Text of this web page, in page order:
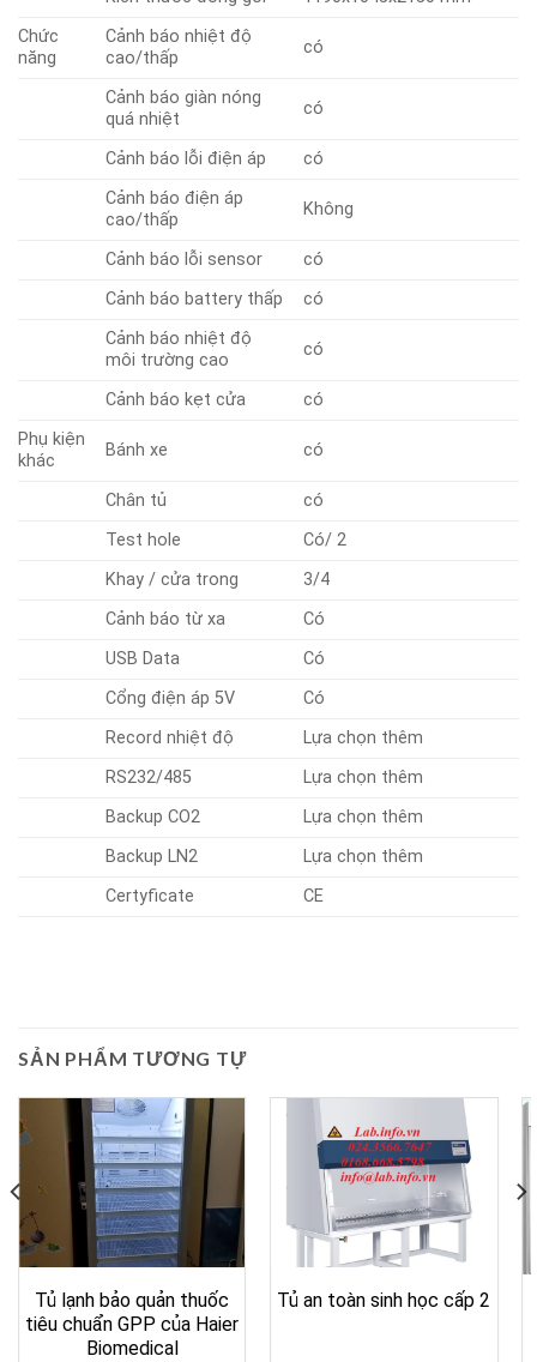
Chức
năng
Cảnh báo nhiệt độ
cao/thấp
có
Cảnh báo giàn nóng
quá nhiệt
có
Cảnh báo lỗi điện áp
có
Cảnh báo điện áp
cao/thấp
Không
Cảnh báo lỗi sensor
có
Cảnh báo battery thấp
có
Cảnh báo nhiệt độ
môi trường cao
có
Cảnh báo kẹt cửa
có
Phụ kiện
khác
Bánh xe có
Chân tủ
có
Test hole
Có/ 2
Khay / cửa trong
3/4
Cảnh báo từ xa
Có
USB Data
Có
Cổng điện áp 5V
Có
Record nhiệt độ
Lựa chọn thêm
RS232/485
Lựa chọn thêm
Backup CO2
Lựa chọn thêm
Backup LN2
Lựa chọn thêm
Certyficate
CE
SẢN PHẨM TƯƠNG TỰ
Tủ lạnh bảo quản thuốc
tiêu chuẩn GPP của Haier
Biomedical
Tủ an toàn sinh học cấp 2